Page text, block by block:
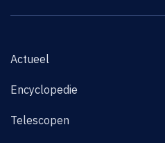
Actueel
Encyclopedie
Telescopen